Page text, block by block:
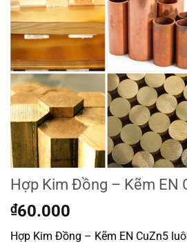
Hợp Kim Đồng – Kẽm EN
₫60.000
Hợp Kim Đồng – Kẽm EN CuZn5